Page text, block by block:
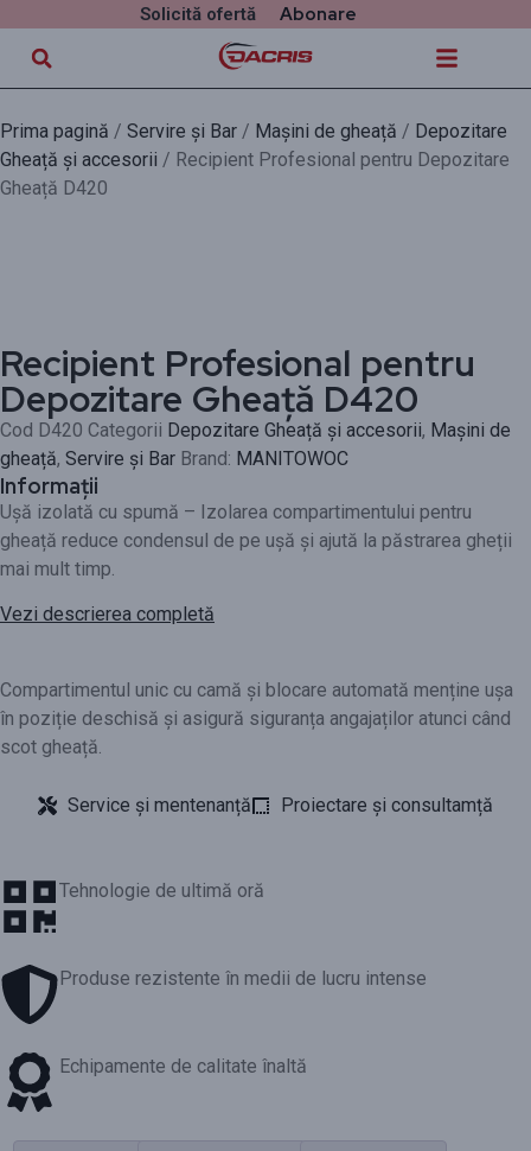
Solicită ofertă Abonare
Prima pagină / Servire și Bar / Mașini de gheață / Depozitare
Gheață și accesorii / Recipient Profesional pentru Depozitare
Gheață D420
Recipient Profesional pentru
Depozitare Gheață D420
Cod D420 Categorii Depozitare Gheață și accesorii, Mașini de
gheață, Servire și Bar Brand: MANITOWOC
Informații
Ușă izolată cu spumă – Izolarea compartimentului pentru
gheață reduce condensul de pe ușă și ajută la păstrarea gheții
mai mult timp.
Vezi descrierea completă
Compartimentul unic cu camă și blocare automată menține ușa
în poziție deschisă și asigură siguranța angajaților atunci când
scot gheață.
Service și mentenanță Proiectare și consultamță
Tehnologie de ultimă oră
Produse rezistente în medii de lucru intense
Echipamente de calitate înaltă